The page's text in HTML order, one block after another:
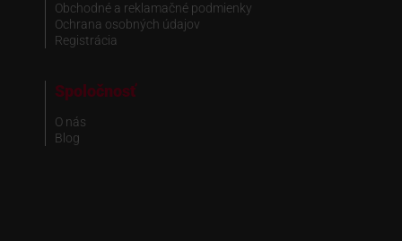
Obchodné a reklamačné podmienky
Ochrana osobných údajov
Registrácia
Spoločnosť
O nás
Blog